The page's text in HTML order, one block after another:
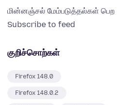
மின்னஞ்சல் மேம்படுத்தல்கள் பெற
Subscribe to feed
குறிச்சொற்கள்
Firefox 148.0
Firefox 148.0.2